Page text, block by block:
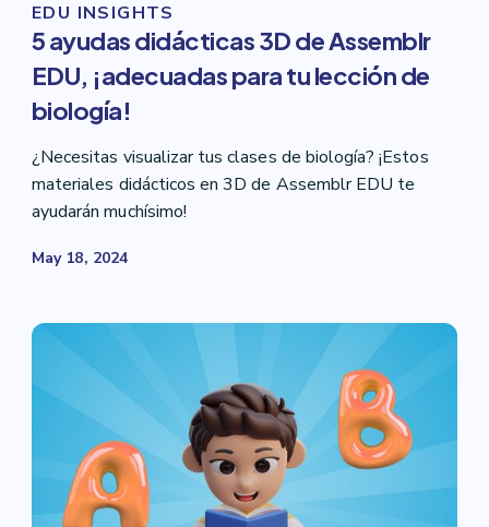
EDU INSIGHTS
5 ayudas didácticas 3D de Assemblr
EDU, ¡adecuadas para tu lección de
biología!
¿Necesitas visualizar tus clases de biología? ¡Estos
materiales didácticos en 3D de Assemblr EDU te
ayudarán muchísimo!
May 18, 2024